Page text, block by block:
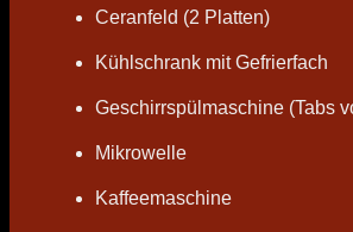
Ceranfeld (2 Platten)
Kühlschrank mit Gefrierfach
Geschirrspülmaschine (Tabs
Mikrowelle
Kaffeemaschine